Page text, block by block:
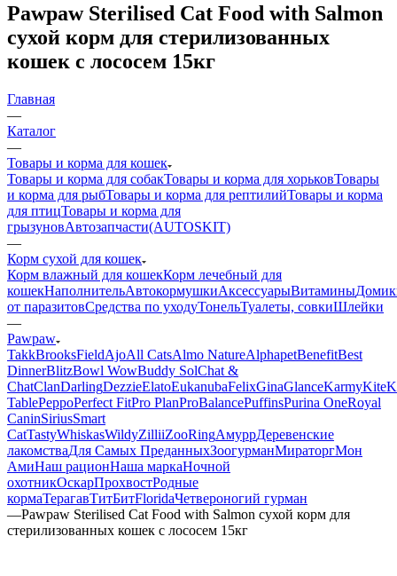
Pawpaw Sterilised Cat Food with Salmon
сухой корм для стерилизованных
кошек с лососем 15кг
Главная
—
Каталог
—
Товары и корма для кошек
Товары и корма для собакТовары и корма для хорьковТовары
и корма для рыбТовары и корма для рептилийТовары и корма
для птицТовары и корма для
грызуновАвтозапчасти(AUTOSKIT)
—
Корм сухой для кошек
Корм влажный для кошекКорм лечебный для
кошекНаполнительАвтокормушкиАксессуарыВитамины
от паразитовСредства по уходуТонельТуалеты, совкиШлейки
—
Pawpaw
TakkBrooksFieldAjoAll CatsAlmo NatureAlphapetBenefitBest
DinnerBlitzBowl WowBuddy SolChat &
ChatClanDarlingDezzieElatoEukanubaFelixGinaGlanceKarmy
TablePeppoPerfect FitPro PlanProBalancePuffinsPurina OneRoyal
CaninSiriusSmart
CatTastyWhiskasWildyZilliiZooRingАмуррДеревенские
лакомстваДля Самых ПреданныхЗоогурманМираторгМон
АмиНаш рационНаша маркаНочной
охотникОскарПрохвостРодные
кормаТерагавТитБитFloridaЧетвероногий гурман
—Pawpaw Sterilised Cat Food with Salmon сухой корм для
стерилизованных кошек с лососем 15кг